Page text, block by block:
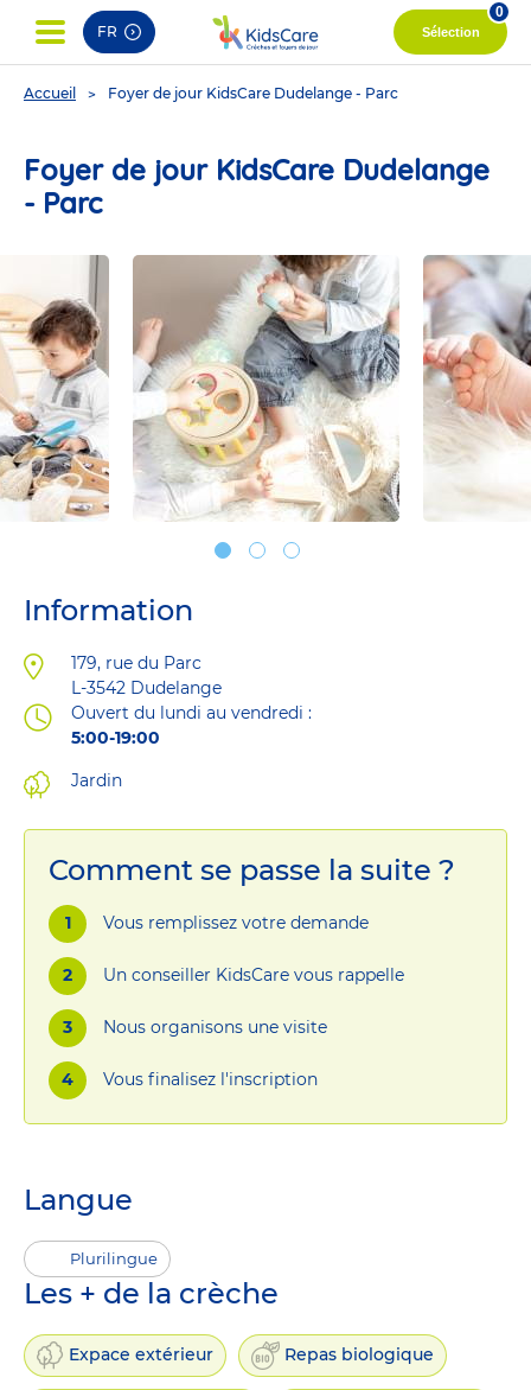
FR Sélection
0
You
Accueil Foyer de jour KidsCare Dudelange - Parc
Foyer de jour KidsCare Dudelange
- Parc
Information
Adresse
179, rue du Parc
L-3542 Dudelange
Ouvert du lundi au vendredi :
5:00-19:00
Jardin
Comment se passe la suite ?
Vous remplissez votre demande
Un conseiller KidsCare vous rappelle
Nous organisons une visite
Vous finalisez l'inscription
Langue
Plurilingue
Les + de la crèche
Expace extérieur Repas biologique